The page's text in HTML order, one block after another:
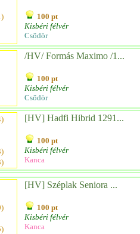
100 pt
Kisbéri félvér
Csődör
/HV/ Formás Maximo /1...
100 pt
Kisbéri félvér
Csődör
[HV] Hadfi Hibrid 1291...
100 pt
Kisbéri félvér
Kanca
[HV] Széplak Seniora ...
100 pt
Kisbéri félvér
Kanca